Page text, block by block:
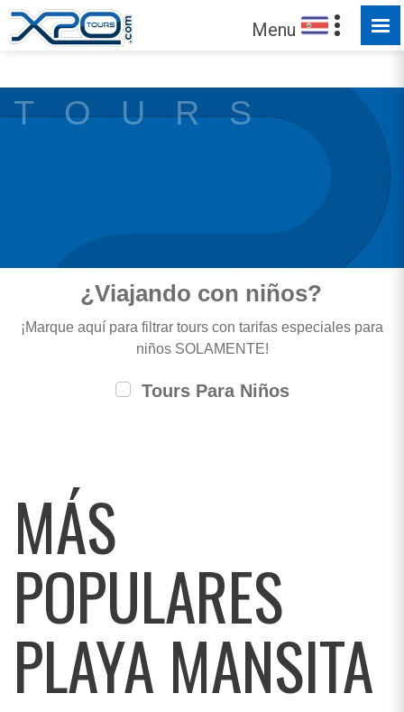
Menu
HECHO PARA SER EXPLORADO
T O U R S
¿Viajando con niños?
¡Marque aquí para filtrar tours con tarifas especiales para
niños SOLAMENTE!
Tours Para Niños
MÁS
POPULARES
PLAYA MANSITA